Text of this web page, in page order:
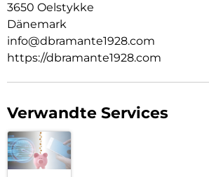
3650 Oelstykke
Dänemark
info@dbramante1928.com
https://dbramante1928.com
Verwandte Services